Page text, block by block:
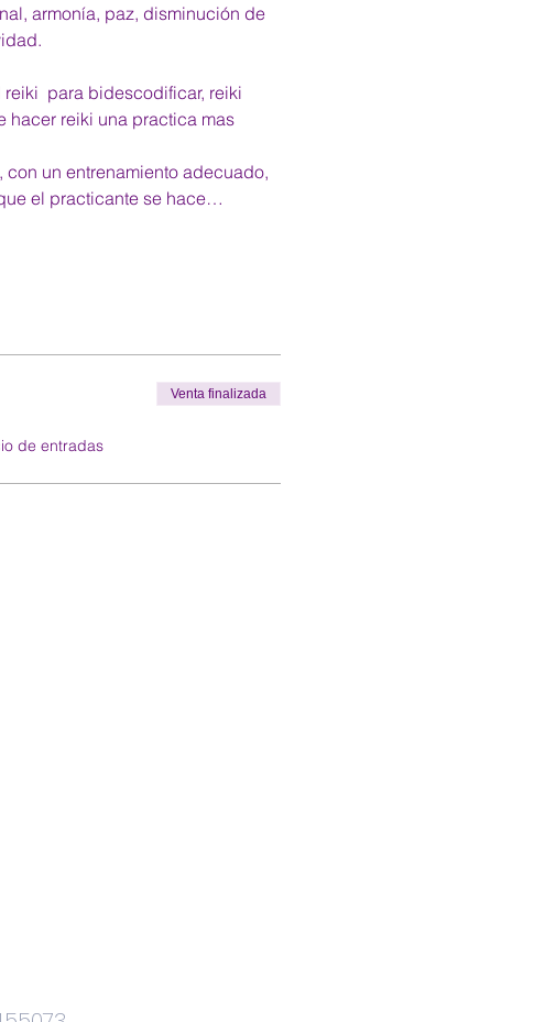
armonía, paz, disminución de
para bidescodificar, reiki
hacer reiki una practica mas
un entrenamiento adecuado,
el practicante se hace…
de entradas
Venta finalizada